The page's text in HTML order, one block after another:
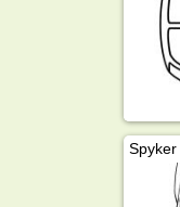
Spyker